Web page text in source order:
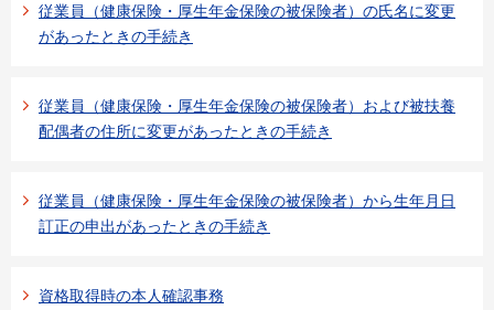
従業員（健康保険・厚生年金保険の被保険者）の氏名に変更
があったときの手続き
従業員（健康保険・厚生年金保険の被保険者）および被扶養
配偶者の住所に変更があったときの手続き
従業員（健康保険・厚生年金保険の被保険者）から生年月日
訂正の申出があったときの手続き
資格取得時の本人確認事務